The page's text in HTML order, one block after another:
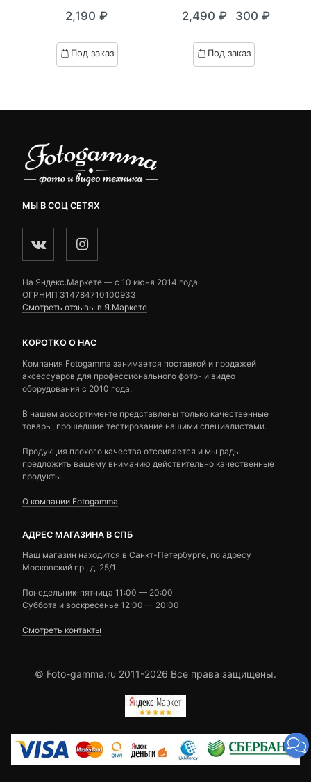
out
based
on
2,190 ₽
Под заказ
out
based
on
2,490₽
цена
составляла
300 ₽
Текущая
цена:
300 ₽.
Под заказ
МЫ В СОЦ СЕТЯХ
На Яндекс.Маркете — c 10 июня 2014 года.
ОГРНИП 314784710100933
Смотреть отзывы в Я.Маркете
КОРОТКО О НАС
Компания Fotogamma занимается поставкой и продажей
аксессуаров для профессионального фото- и видео
оборудования с 2010 года.
В нашем ассортименте представлены только качественные
товары, прошедшие тестирование нашими специалистами.
Продукция плохого качества отсеивается и мы рады
предложить вашему вниманию действительно качественные
продукты.
О компании Fotogamma
АДРЕС МАГАЗИНА В СПБ
Наш магазин находится в Санкт-Петербурге, по адресу
Московский пр., д. 25/1
Понедельник-пятница 11:00 — 20:00
Суббота и воскресенье 12:00 — 20:00
Смотреть контакты
© Foto-gamma.ru 2011-2026 Все права защищены.